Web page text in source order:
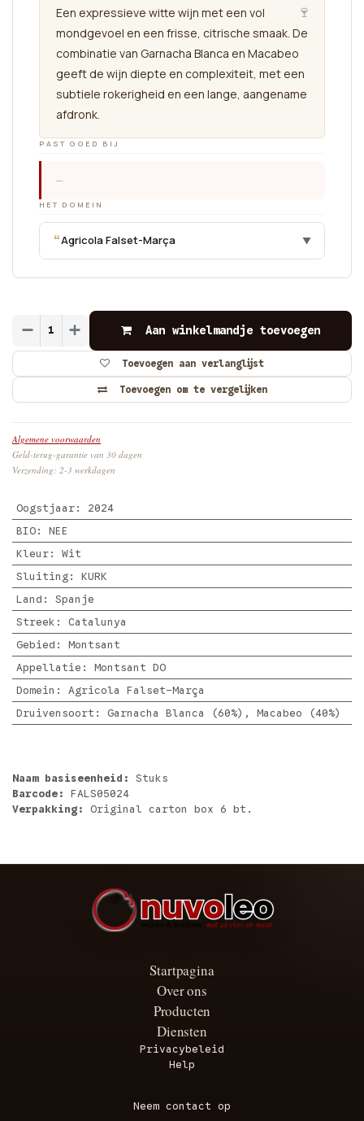
🍷
Een expressieve witte wijn met een vol
mondgevoel en een frisse, citrische smaak. De
combinatie van Garnacha Blanca en Macabeo
geeft de wijn diepte en complexiteit, met een
subtiele rokerigheid en een lange, aangename
afdronk.
PAST GOED BIJ
—
HET DOMEIN
“Agricola Falset-Marça ▼
Aan winkelmandje toevoegen
Toevoegen om te vergelijken
Toevoegen aan verlanglijst
Algemene voorwaarden
Geld-terug-garantie van 30 dagen
Verzending: 2-3 werkdagen
Oogstjaar: 2024
BIO: NEE
Kleur: Wit
Sluiting: KURK
Land : Spanje
Streek : Catalunya
Gebied : Montsant
Appellatie : Montsant DO
Domein : Agricola Falset-Marça
Druivensoort : Garnacha Blanca (60%), Macabeo (40%)
Naam basiseenheid: Stuks
Barcode: FALS05024
Verpakking: Original carton box 6 bt.
Startpagina
Over ons
Producten
Diensten
Privacybeleid
Help
Neem contact op